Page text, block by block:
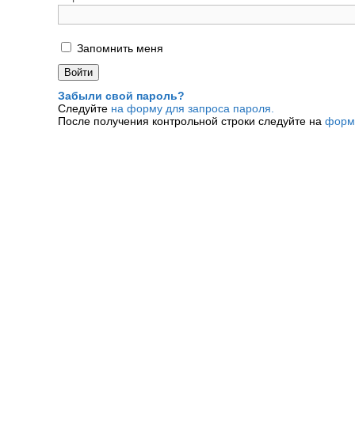
Запомнить меня
Забыли свой пароль?
Следуйте на форму для запроса пароля.
После получения контрольной строки следуйте на